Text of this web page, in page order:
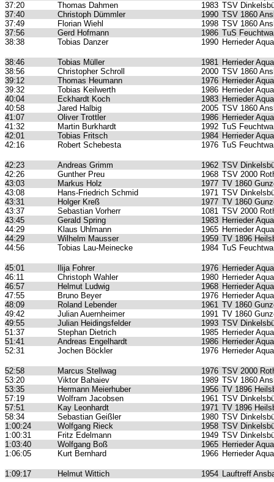
37:20
Thomas Dahmen 1983 TSV
37:40
Christoph Dümmler 1990 TSV 1860
37:49
Florian Wiehl 1998 TSV 1860
37:56
Gerd Hofmann 1986 TuS
38:38
Tobias Danzer 1990 Herrieder
38:46 Tobias Müller 1981 Herrieder
38:56
Christopher Schroll 2000 TSV 1860
39:12
Thomas Heumann 1976 Herrieder
39:32
Tobias Keilwerth 1986 Herrieder
40:04
Eckhardt Koch 1983 Herrieder
40:58
Jared Halbig 2005 TSV 1860
41:07
Oliver Trottler 1986 Herrieder
41:32
Martin Burkhardt 1992 TuS
42:01
Tobias Fritsch 1984 Herrieder
42:16
Robert Schebesta 1976 TuS
42:23 Andreas Grimm 1962 TSV
42:26
Gunther Preu 1968 TSV 2000
43:03
Markus Holz 1977 TV 1860
43:08
Hans-Friedrich Schmid 1971 TSV
43:31
Holger Kreß 1977 TV 1860
43:37
Sebastian Vorherr 1081 TSV 2000
43:45
Gerald Spring 1983 Herrieder
44:29
Klaus Uhlmann 1965 Herrieder
44:29
Wilhelm Mausser 1959 TV 1896
44:56
Tobias Lau-Meinecke 1984 TuS
45:01 Ilija Fohrer 1976 Herrieder
46:11
Christoph Wahler 1980 Herrieder
46:57
Helmut Ludwig 1968 Herrieder
47:55
Bruno Beyer 1976 Herrieder
48:09
Roland Lebender 1961 TV 1860
49:42
Julian Auernheimer 1991 TV 1860
49:55
Julian Heidingsfelder 1993 TSV
51:37
Stephan Dietrich 1985 Herrieder
51:41
Andreas Engelhardt 1986 Herrieder
52:31
Jochen Böckler 1976 Herrieder
52:58 Marcus Stellwag 1976 TSV 2000
53:20
Viktor Bahaiev 1989 TSV 1860
53:35
Hermann Meierhuber 1956 TV 1896
57:19
Wolfram Jacobsen 1961 TSV
57:51
Kay Leonhardt 1971 TV 1896
58:34
Sebastian Geißler 1980 TSV
1:00:24
Wolfgang Rieck 1958 TSV
1:00:31
Fritz Edelmann 1949 TSV
1:03:40
Wolfgang Boß 1965 Herrieder
1:06:05
Kurt Bernhard 1966 Herrieder
1:09:17 Helmut Wittich 1954 Lauftreff